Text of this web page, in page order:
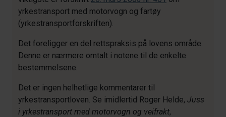
yrkestransport med motorvogn og fartøy
(yrkestransportforskriften).
Det foreligger en del rettspraksis på lovens område.
Denne er nærmere omtalt i notene til de enkelte
bestemmelsene.
Det er ingen helhetlige kommentarer til
yrkestransportloven. Se imidlertid Roger Helde, Juss
i yrkestransport med motorvogn og veifrakt,